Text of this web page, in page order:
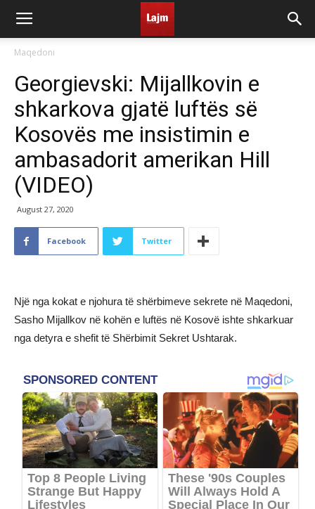
Maqedoni
Georgievski: Mijallkovin e
shkarkova gjatë luftës së
Kosovës me insistimin e
ambasadorit amerikan Hill
(VIDEO)
August 27, 2020
Facebook Twitter
Një nga kokat e njohura të shërbimeve sekrete në Maqedoni,
Sasho Mijallkov në kohën e luftës në Kosovë ishte shkarkuar
nga detyra e shefit të Shërbimit Sekret Ushtarak.